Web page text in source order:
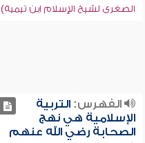
الصغرى لشيخ الإسلام ابن تيمية)
الفهرس:التربية
الإسلامية هي نهج
الصحابة رضي الله عنهم